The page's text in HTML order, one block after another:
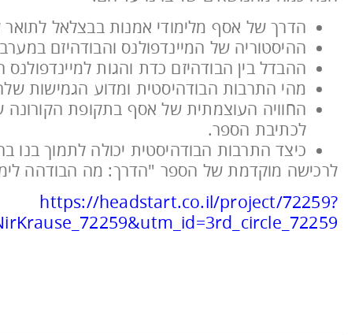
הדרך של אסף מלימודי אמנות בבצלאל לתואר
ההיסטוריה של המיינדפולנס והבודהיזם במערב
ההבדל בין הבודהיזם כדת והגות למיינדפולנס
מהי התרבות הבודהיסטית ומדוע הגמישות
החוויה העוצמתית של אסף בתקופת הקורונה
לכתיבת הספר.
כיצד התרבות הבודהיסטית יכולה לתמוך בנו
לרכישה מוקדמת של הספר "הדרך: מה הבודהה
https://headstart.co.il/project/72259?